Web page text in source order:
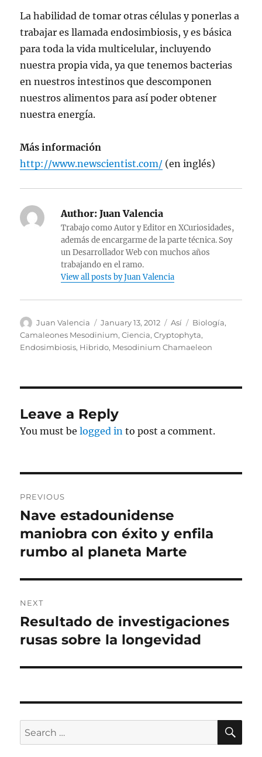
La habilidad de tomar otras células y ponerlas a
trabajar es llamada endosimbiosis, y es básica
para toda la vida multicelular, incluyendo
nuestra propia vida, ya que tenemos bacterias
en nuestros intestinos que descomponen
nuestros alimentos para así poder obtener
nuestra energía.
Más información
http://www.newscientist.com/ (en inglés)
Author: Juan Valencia
Trabajo como Autor y Editor en XCuriosidades,
además de encargarme de la parte técnica. Soy
un Desarrollador Web con muchos años
trabajando en el ramo.
View all posts by Juan Valencia
Author
Juan Valencia
Posted
on
January 13, 2012 Categories
Así Tags
Biología,
Camaleones Mesodinium,Ciencia,Cryptophyta,
Endosimbiosis, Hibrido, Mesodinium Chamaeleon
Leave a Reply
You must belogged in to post a comment.
navigation
PREVIOUS
Previous
post:
Nave estadounidense
maniobra con éxito y enfila
rumbo al planeta Marte
NEXT
Next
post:
Resultado de investigaciones
rusas sobre la longevidad
Search
for: